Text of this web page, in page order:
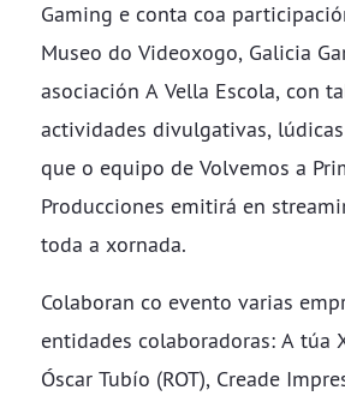
Gaming e conta coa
Museo do Videoxogo, Galicia
asociación A Vella Escola, con
actividades divulgativas,
que o equipo de Volvemos a
Producciones emitirá en
toda a xornada.
Colaboran co evento varias
entidades colaboradoras: A túa
Óscar Tubío (ROT), Creade